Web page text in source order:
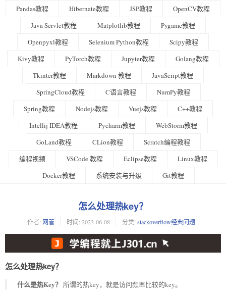
Pandas教程
Hibernate教程 JSP教程
OpenCV教程
Java Servlet教程
Matplotlib教程
Pygame教程
Openpyxl教程
Selenium Python教程
Scipy教程
Kivy教程
PyTorch教程 Jupyter教程
Golang教程
Tkinter教程
Markdown 教程
JavaScript教程
SpringCloud教程
C语言教程
NumPy教程
Spring教程
Nodejs教程 Vuejs教程
C++教程
Intellij IDEA教程
Pycharm教程
WebStorm教程
GoLand教程
CLion教程
Scratch编程教程
编程视频
VSCode 教程 Eclipse教程
Linux教程
Docker教程
系统安装与升级 Git教程
怎么处理热key？
作者: 网管 时间: 2023-06-08 分类: stackoverflow经典问题
怎么处理热key？
什么是热Key？ 所谓的热key，就是访问频率比较的key。